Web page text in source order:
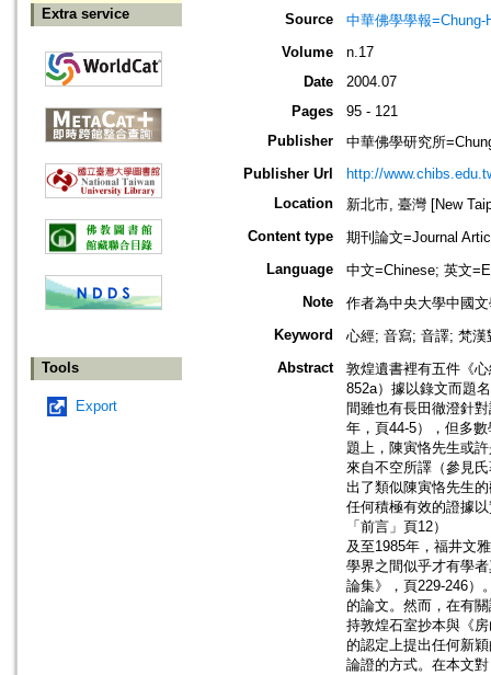
Extra service
Tools
Export
Source
中華佛學學報
Volume
n.17
Date
2004.07
Pages
95 - 121
Publisher
中華佛學研究所
Publisher Url
http://
Location
新北市, 臺灣 [New
Content type
期刊論文=Journal
Language
中文=Chinese; 英文
Note
作者為中央大學中國
Keyword
心經; 音寫; 音譯; 梵
Abstract
敦煌遺書裡有五件《
852a）據以錄文而題
間雖也有長田徹澄針
年，頁44-5），但多
題上，陳寅恪先生或
來自不空所譯（參見
出了類似陳寅恪先生
任何積極有效的證據
「前言」頁12）
及至1985年，福井文
學界之間似乎才有學
論集》，頁229-246）
的論文。然而，在有
持敦煌石室抄本與《
的認定上提出任何新
論證的方式。在本文